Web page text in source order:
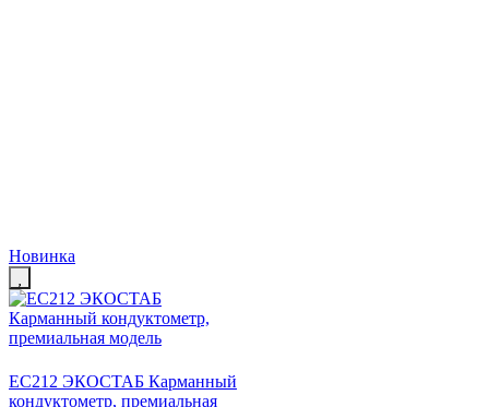
Новинка
EC212 ЭКОСТАБ Карманный
кондуктометр, премиальная